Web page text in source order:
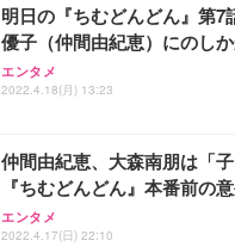
務用 おしゃれ パソコンチェア (
Sezlife オフィスチェア デスクチ
ワーク チェア 強化バックレスト
能 人間工学 椅子 腰サポート 90度
務用 おしゃれ パソコンチェア (
ANDWINT オフィスチェア デス
ッシュ 通気性 ランバーサポート
ス圧無段階昇降 360度回転 キャス
【整備済み品】Dell E2724HS 27
ー フルHD（1920×1080）VA 非
ort/VGA スピーカー内蔵 高さ調
【MiniLED/24.5inch/280Hz/
HOOTER Gaming Monitor 24”
グモニター QD 24.5インチ 1ms
Smart Basic(スマートベーシッ
限定】 Smart Basic アイリスオー
超厚型 お徳用 ワイド 100枚入 (x
アイリスオーヤマ ペットシーツ
ュラー 200枚入【Amazon.co.jp限
明日の『ちむどんどん』第7
優子（仲間由紀恵）にのし
エンタメ
2022.4.18(月) 13:23
仲間由紀恵、大森南朋は「
『ちむどんどん』本番前の
エンタメ
2022.4.17(日) 22:10